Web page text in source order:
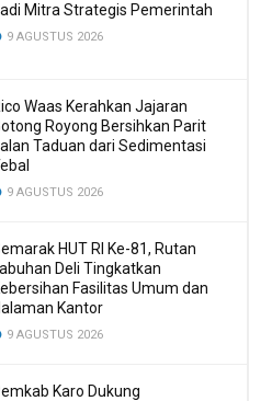
Mitra Strategis Pemerintah
9 AGUSTUS 2026
Waas Kerahkan Jajaran
Royong Bersihkan Parit
Taduan dari Sedimentasi
9 AGUSTUS 2026
HUT RI Ke-81, Rutan
Deli Tingkatkan
Fasilitas Umum dan
Kantor
9 AGUSTUS 2026
Karo Dukung